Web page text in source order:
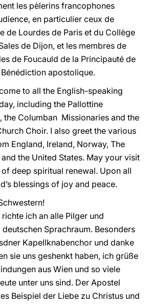
les pèlerins francophones
en particulier ceux de
de Lourdes de Paris et du Collège
de Dijon, et les membres de
de Foucauld de la Principauté de
apostolique.
to all the English-speaking
including the Pallottine
the Columban Missionaries and the
Choir. I also greet the various
England, Ireland, Norway, The
the United States. May your visit
deep spiritual renewal. Upon all
blessings of joy and peace.
ich an alle Pilger und
deutschen Sprachraum. Besonders
Kapellknabenchor und danke
sie uns geshenkt haben, ich grüße
aus Wien und so viele
unter uns sind. Der Apostel
Beispiel der Liebe zu Christus und